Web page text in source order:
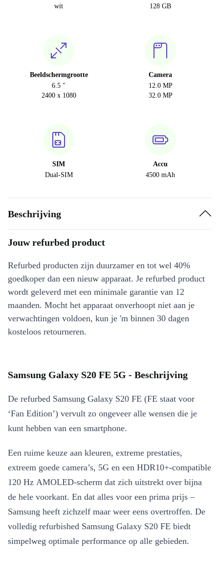
wit 128 GB
Beeldschermgrootte
6.5 "
2400 x 1080
Camera
12.0 MP
32.0 MP
SIM
Dual-SIM
Accu
4500 mAh
Beschrijving
Jouw refurbed product
Refurbed producten zijn duurzamer en tot wel 40%
goedkoper dan een nieuw apparaat. Je refurbed product
wordt geleverd met een minimale garantie van 12
maanden. Mocht het apparaat onverhoopt niet aan je
verwachtingen voldoen, kun je 'm binnen 30 dagen
kosteloos retourneren.
Samsung Galaxy S20 FE 5G - Beschrijving
De refurbed Samsung Galaxy S20 FE (FE staat voor
‘Fan Edition’) vervult zo ongeveer alle wensen die je
kunt hebben van een smartphone.
Een ruime keuze aan kleuren, extreme prestaties,
extreem goede camera’s, 5G en een HDR10+-compatible
120 Hz AMOLED-scherm dat zich uitstrekt over bijna
de hele voorkant. En dat alles voor een prima prijs –
Samsung heeft zichzelf maar weer eens overtroffen. De
volledig refurbished Samsung Galaxy S20 FE biedt
simpelweg optimale performance op alle gebieden.